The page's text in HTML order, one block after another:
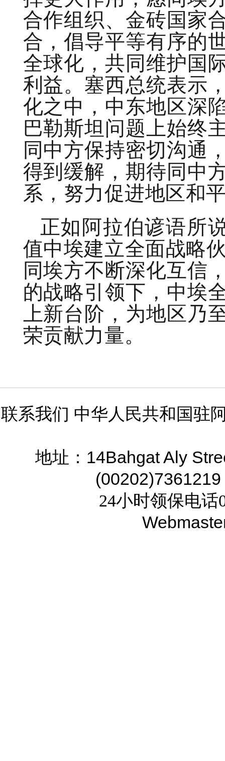
合作组织、金砖国家
合，倡导平等有序的
全球化，共同维护国
利益。塞西总统表示
化之中，中东地区深
巴勒斯坦问题上始终
同中方保持密切沟通
得到缓解，期待同中
系，努力促进地区和
正如阿拉伯谚语所
值中埃建立全面战略
同埃方不断深化互信
的战略引领下，中埃
上新台阶，为地区乃
荣贡献力量。
联系我们 中华人民共和国驻
地址： 14Bahgat Aly
(00202)7361219
24小时领保电话